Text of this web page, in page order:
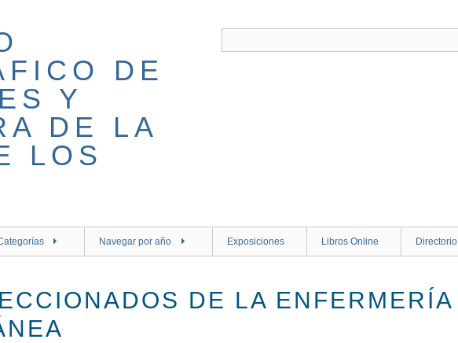
Navegar por año Exposiciones Libros Online Directorio
DE LA ENFERMERÍA